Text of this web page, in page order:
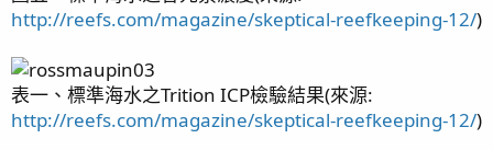
http://reefs.com/magazine/skeptical-reefkeeping-12/)
表一、標準海水之Trition ICP檢驗結果(來源:
http://reefs.com/magazine/skeptical-reefkeeping-12/)